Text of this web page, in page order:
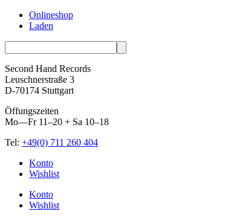
Onlineshop
Laden
Second Hand Records
Leuschnerstraße 3
D-70174 Stuttgart
Öffungszeiten
Mo—Fr 11–20 + Sa 10–18
Tel: +49(0) 711 260 404
Skip
Konto
Wishlist
Konto
Wishlist